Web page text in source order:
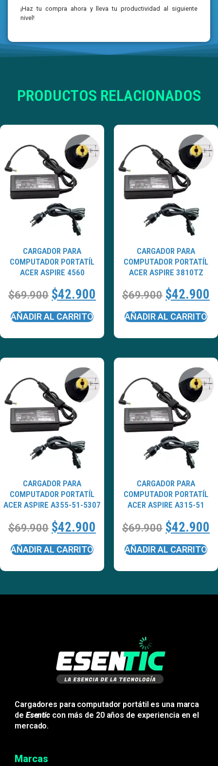
¡Haz tu compra ahora y lleva tu productividad al siguiente
nivel!
PRODUCTOS RELACIONADOS
CARGADOR PARA
COMPUTADOR PORTATÍL
ACER ASPIRE 4560
$69.900 $42.900
AÑADIR AL CARRITO
CARGADOR PARA
COMPUTADOR PORTATÍL
ACER ASPIRE 3810TZ
$69.900 $42.900
AÑADIR AL CARRITO
CARGADOR PARA
COMPUTADOR PORTATÍL
ACER ASPIRE A355-51-5307
$69.900 $42.900
AÑADIR AL CARRITO
CARGADOR PARA
COMPUTADOR PORTATÍL
ACER ASPIRE A315-51
$69.900 $42.900
AÑADIR AL CARRITO
Cargadores para computador portátil es una marca
de Esentic con más de 20 años de experiencia en el
mercado.
Marcas